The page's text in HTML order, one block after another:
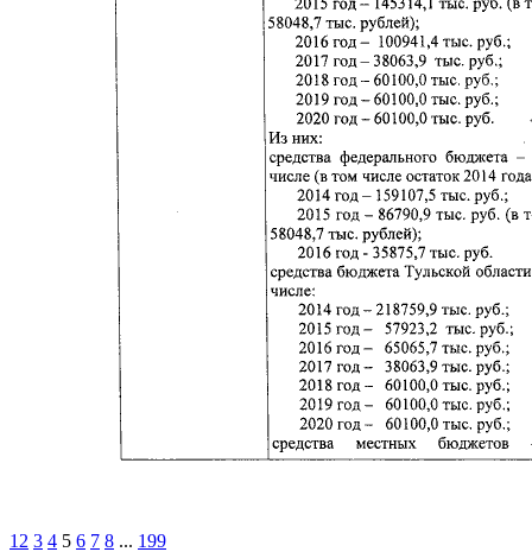
1 2 3 4 5 6 7 8 ... 199